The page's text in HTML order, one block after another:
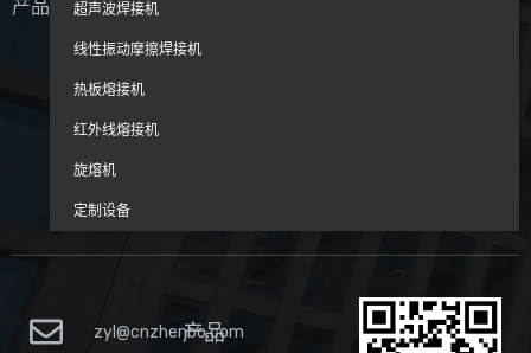
产品 超声波焊接机
线性振动摩擦焊接机
热板熔接机
红外线熔接机
旋熔机
定制设备
zyl@cnzhenbo.com
产品